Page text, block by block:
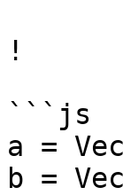
!
```js
a =
b =